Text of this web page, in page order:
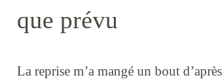
que prévu
La reprise m’a mangé un bout